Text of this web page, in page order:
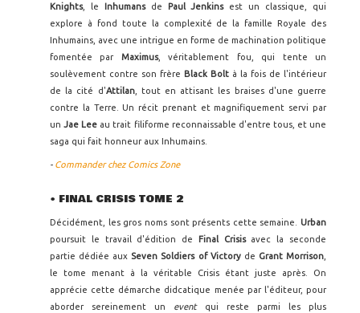
Knights, le Inhumans de Paul Jenkins est un classique, qui
explore à fond toute la complexité de la famille Royale des
Inhumains, avec une intrigue en forme de machination politique
fomentée par Maximus, véritablement fou, qui tente un
soulèvement contre son frère Black Bolt à la fois de l'intérieur
de la cité d'Attilan, tout en attisant les braises d'une guerre
contre la Terre. Un récit prenant et magnifiquement servi par
unJae Lee au trait filiforme reconnaissable d'entre tous, et une
saga qui fait honneur aux Inhumains.
- Commander chez Comics Zone
• FINAL CRISIS TOME 2
Décidément, les gros noms sont présents cette semaine. Urban
poursuit le travail d'édition de
Final Crisis avec la seconde
partie dédiée aux Seven Soldiers of Victory de Grant Morrison
le tome menant à la véritable Crisis étant juste après. On
apprécie cette démarche didcatique menée par l'éditeur, pour
aborder sereinement un eventqui reste parmi les plus